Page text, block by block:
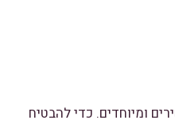
ומיוחדים. כדי להבטיח